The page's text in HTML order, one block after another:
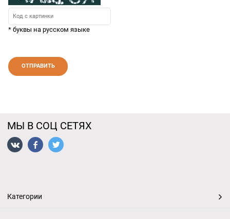
* буквы на русском языке
МЫ В СОЦ СЕТЯХ
Категории